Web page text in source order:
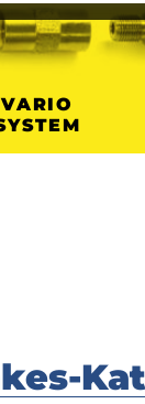
VARIO